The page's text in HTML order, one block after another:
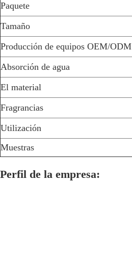
Paquete
Tamaño
Producción de equipos OEM/ODM
Absorción de agua
El material
Fragrancias
Utilización
Muestras
Perfil de la empresa: